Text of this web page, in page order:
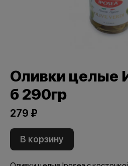
Оливки целые
б 290гр
279 ₽
В корзину